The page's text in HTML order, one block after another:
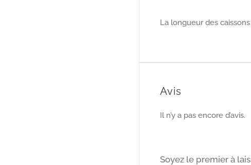
La longueur des
Avis
Il n’y a pas encore d’avis.
Soyez le premier à